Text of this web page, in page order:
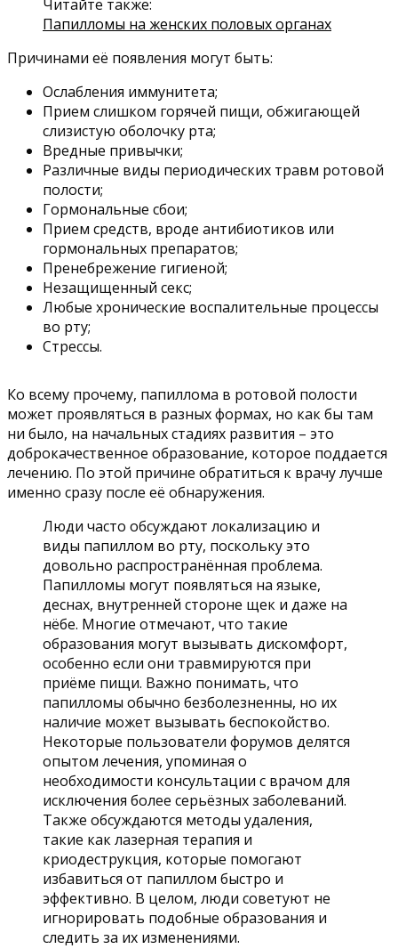
Читайте также:
Папилломы на женских половых органах
Причинами её появления могут быть:
Ослабления иммунитета;
Прием слишком горячей пищи, обжигающей
слизистую оболочку рта;
Вредные привычки;
Различные виды периодических травм ротовой
полости;
Гормональные сбои;
Прием средств, вроде антибиотиков или
гормональных препаратов;
Пренебрежение гигиеной;
Незащищенный секс;
Любые хронические воспалительные процессы
во рту;
Стрессы.
Ко всему прочему, папиллома в ротовой полости
может проявляться в разных формах, но как бы там
ни было, на начальных стадиях развития – это
доброкачественное образование, которое поддается
лечению. По этой причине обратиться к врачу лучше
именно сразу после её обнаружения.
Люди часто обсуждают локализацию и
виды папиллом во рту, поскольку это
довольно распространённая проблема.
Папилломы могут появляться на языке,
деснах, внутренней стороне щек и даже на
нёбе. Многие отмечают, что такие
образования могут вызывать дискомфорт,
особенно если они травмируются при
приёме пищи. Важно понимать, что
папилломы обычно безболезненны, но их
наличие может вызывать беспокойство.
Некоторые пользователи форумов делятся
опытом лечения, упоминая о
необходимости консультации с врачом для
исключения более серьёзных заболеваний.
Также обсуждаются методы удаления,
такие как лазерная терапия и
криодеструкция, которые помогают
избавиться от папиллом быстро и
эффективно. В целом, люди советуют не
игнорировать подобные образования и
следить за их изменениями.